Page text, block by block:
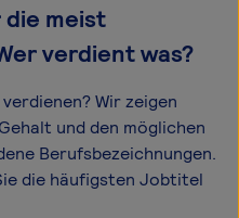
meist
verdient was?
Wir zeigen
und den möglichen
Berufsbezeichnungen.
die häufigsten Jobtitel